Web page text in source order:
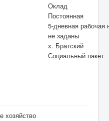
Оклад
Постоянная
5-дневная рабочая
не заданы
х. Братский
Социальный пакет
хозяйство